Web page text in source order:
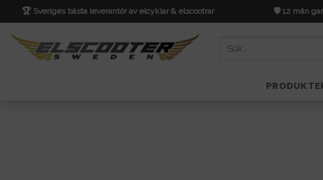
to
content
🏆 Sveriges bästa leverantör av elcyklar & elscootrar 🛡️ 12 mån